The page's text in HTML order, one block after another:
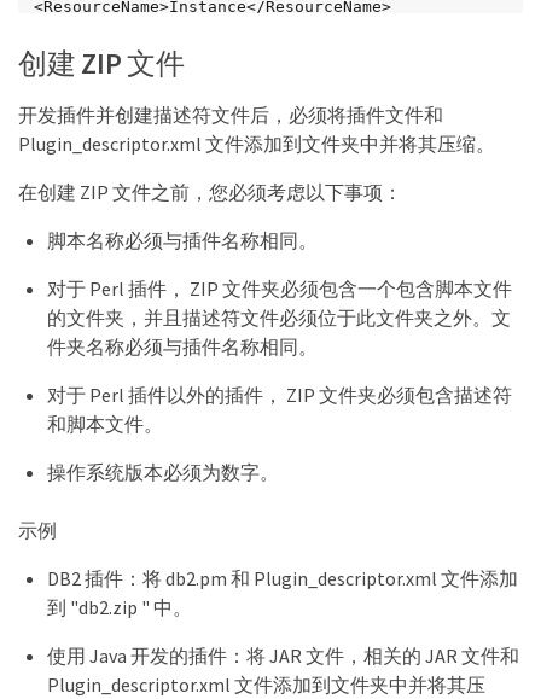
<ResourceName>Instance</ResourceName>
</ResourceTypes>
<RequireFileSystemPlugin>no</RequireFileSystemPlu
<ResourceRequiresAuthentication>yes</ResourceRequ
iresAuthentication>
<SupportsApplicationRecovery>yes</SupportsApplica
tionRecovery>
</Plugin>
创建 ZIP 文件
开发插件并创建描述符文件后，必须将插件文件和
Plugin_descriptor.xml 文件添加到文件夹中并将其压缩。
在创建 ZIP 文件之前，您必须考虑以下事项：
脚本名称必须与插件名称相同。
对于 Perl 插件， ZIP 文件夹必须包含一个包含脚本文件
的文件夹，并且描述符文件必须位于此文件夹之外。文
件夹名称必须与插件名称相同。
对于 Perl 插件以外的插件， ZIP 文件夹必须包含描述符
和脚本文件。
操作系统版本必须为数字。
示例
DB2 插件：将 db2.pm 和 Plugin_descriptor.xml 文件添加
到 "db2.zip " 中。
使用 Java 开发的插件：将 JAR 文件，相关的 JAR 文件和
Plugin_descriptor.xml 文件添加到文件夹中并将其压